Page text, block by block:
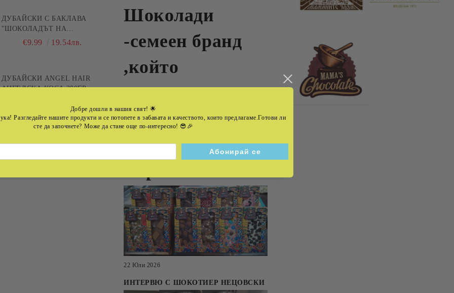
ДУБАЙСКИ С БАКЛАВА
"ШОКОЛАДЪТ НА
СУЛТАНА" 200ГР
€9.99 19.54лв.
ДУБАЙСКИ ANGEL HAIR
АНГЕЛСКА КОСА 200ГР
Шоколади
-семеен бранд
,който
превръща
автентичният
вкус в запазена
22 Юли 2026
ИНТЕРВЮ С ШОКОТИЕР НЕЦОВСКИ
Добре дошли в нашия свят! 🌟
Разгледайте нашите продукти и се потопете в забавата и качеството, които предлагаме.Готови ли
сте да започнете? Може да стане още по-интересно! 😎🎉